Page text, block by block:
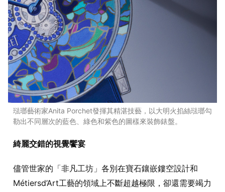
琺瑯藝術家Anita Porchet發揮其精湛技藝，以大明火掐絲琺瑯勾
勒出不同層次的藍色、綠色和紫色的圖樣來裝飾錶盤。
綺麗交錯的視覺饗宴
儘管世家的「非凡工坊」各別在寶石鑲嵌鏤空設計和
Métiersd’Art工藝的領域上不斷超越極限，卻還需要竭力